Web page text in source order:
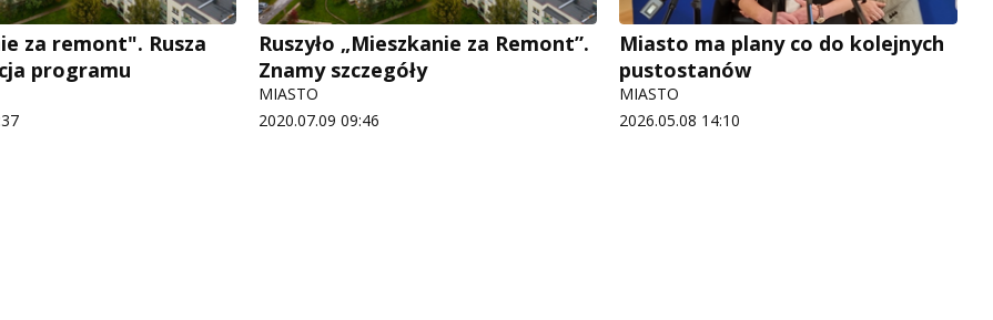
za remont". Rusza
programu
Ruszyło „Mieszkanie za Remont”.
Znamy szczegóły
MIASTO
2020.07.09 09:46
Miasto ma plany co do kolejnych
pustostanów
MIASTO
2026.05.08 14:10